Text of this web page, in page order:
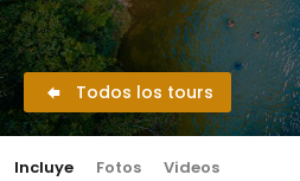
Todos los tours
Incluye Fotos Videos